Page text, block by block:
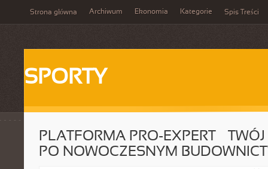
Strona główna Archiwum Ekonomia Kategorie Spis Treści
SPORTY
PLATFORMA PRO-EXPERT –
PO NOWOCZESNYM